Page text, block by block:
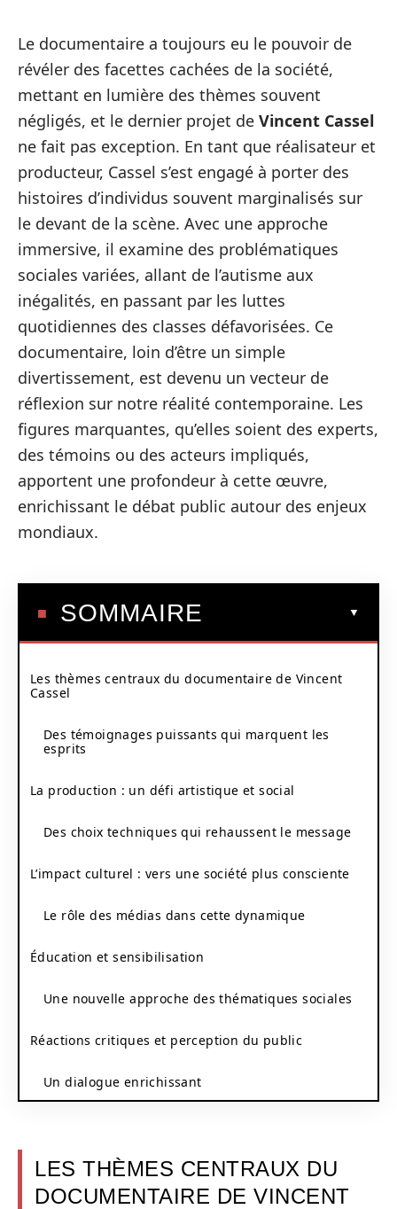
Le documentaire a toujours eu le pouvoir de
révéler des facettes cachées de la société,
mettant en lumière des thèmes souvent
négligés, et le dernier projet de Vincent Cassel
ne fait pas exception. En tant que réalisateur et
producteur, Cassel s’est engagé à porter des
histoires d’individus souvent marginalisés sur
le devant de la scène. Avec une approche
immersive, il examine des problématiques
sociales variées, allant de l’autisme aux
inégalités, en passant par les luttes
quotidiennes des classes défavorisées. Ce
documentaire, loin d’être un simple
divertissement, est devenu un vecteur de
réflexion sur notre réalité contemporaine. Les
figures marquantes, qu’elles soient des experts,
des témoins ou des acteurs impliqués,
apportent une profondeur à cette œuvre,
enrichissant le débat public autour des enjeux
mondiaux.
SOMMAIRE
Les thèmes centraux du documentaire de Vincent
Cassel
Des témoignages puissants qui marquent les
esprits
La production : un défi artistique et social
Des choix techniques qui rehaussent le message
L’impact culturel : vers une société plus consciente
Le rôle des médias dans cette dynamique
Éducation et sensibilisation
Une nouvelle approche des thématiques sociales
Réactions critiques et perception du public
Un dialogue enrichissant
LES THÈMES CENTRAUX DU
DOCUMENTAIRE DE VINCENT